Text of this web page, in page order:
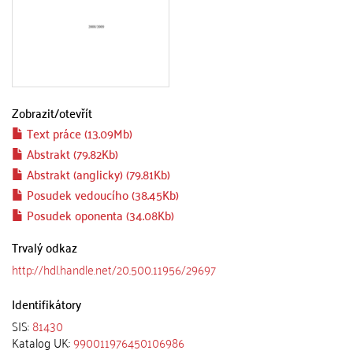
Zobrazit/otevřít
Text práce (13.09Mb)
Abstrakt (79.82Kb)
Abstrakt (anglicky) (79.81Kb)
Posudek vedoucího (38.45Kb)
Posudek oponenta (34.08Kb)
Trvalý odkaz
http://hdl.handle.net/20.500.11956/29697
Identifikátory
SIS:81430
Katalog UK:990011976450106986